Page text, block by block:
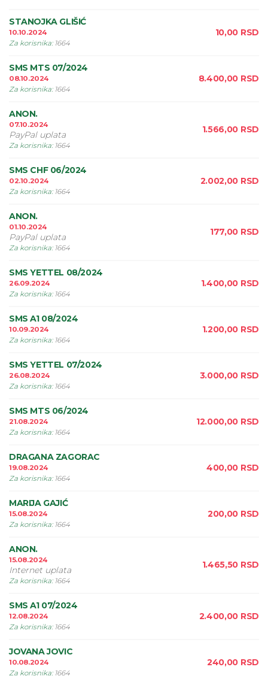
STANOJKA GLIŠIĆ
10.10.2024
Za korisnika: 1664
10,00 RSD
SMS MTS 07/2024
08.10.2024
Za korisnika: 1664
8.400,00 RSD
ANON.
07.10.2024
PayPal uplata
Za korisnika: 1664
1.566,00 RSD
SMS CHF 06/2024
02.10.2024
Za korisnika: 1664
2.002,00 RSD
ANON.
01.10.2024
PayPal uplata
Za korisnika: 1664
177,00 RSD
SMS YETTEL 08/2024
26.09.2024
Za korisnika: 1664
1.400,00 RSD
SMS A1 08/2024
10.09.2024
Za korisnika: 1664
1.200,00 RSD
SMS YETTEL 07/2024
26.08.2024
Za korisnika: 1664
3.000,00 RSD
SMS MTS 06/2024
21.08.2024
Za korisnika: 1664
12.000,00 RSD
DRAGANA ZAGORAC
19.08.2024
Za korisnika: 1664
400,00 RSD
MARIJA GAJIĆ
15.08.2024
Za korisnika: 1664
200,00 RSD
ANON.
15.08.2024
Internet uplata
Za korisnika: 1664
1.465,50 RSD
SMS A1 07/2024
12.08.2024
Za korisnika: 1664
2.400,00 RSD
JOVANA JOVIC
10.08.2024
Za korisnika: 1664
240,00 RSD